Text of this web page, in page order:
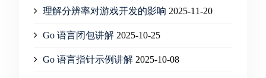
理解分辨率对游戏开发的影响 2025-11-20
Go 语言闭包讲解 2025-10-25
Go 语言指针示例讲解 2025-10-08